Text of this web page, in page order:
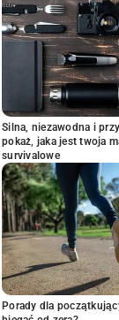
Silna, niezawodna i
pokaż, jaka jest twoja
survivalowe
Porady dla